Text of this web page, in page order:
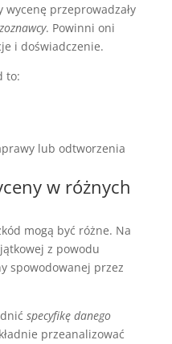
przeprowadzały
. Powinni oni
i doświadczenie.
to:
lub odtworzenia
w różnych
mogą być różne. Na
z powodu
spowodowanej przez
specyfikę danego
przeanalizować